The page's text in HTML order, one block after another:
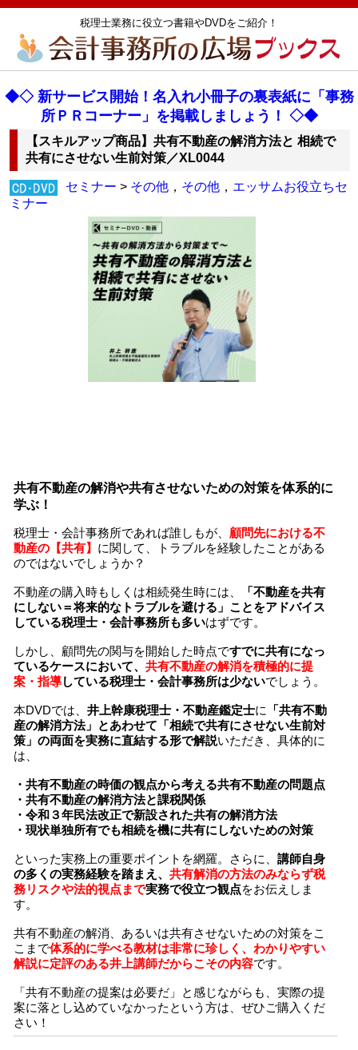
税理士業務に役立つ書籍やDVDをご紹介！
◆◇ 新サービス開始！名入れ小冊子の裏表紙に「事務
所ＰＲコーナー」を掲載しましょう！ ◇◆
【スキルアップ商品】共有不動産の解消方法と 相続で
共有にさせない生前対策／XL0044
セミナー > その他 ， その他 ， エッサムお役立ちセ
ミナー
共有不動産の解消や共有させないための対策を体系的に
学ぶ！
税理士・会計事務所であれば誰しもが、 顧問先における不
動産の【共有】 に関して、トラブルを経験したことがある
のではないでしょうか？
不動産の購入時もしくは相続発生時には、
「不動産を共有
にしない＝将来的なトラブルを避ける」ことをアドバイス
している税理士・会計事務所も多いはずです。
しかし、顧問先の関与を開始した時点ですでに共有になっ
ているケースにおいて、共有不動産の解消を積極的に提
案・指導している税理士・会計事務所は少ないでしょう。
本DVDでは、井上幹康税理士・不動産鑑定士に
「共有不動
産の解消方法」とあわせて「相続で共有にさせない生前対
策」の両面を実務に直結する形で解説いただき、具体的に
は、
・共有不動産の時価の観点から考える共有不動産の問題点
・共有不動産の解消方法と課税関係
・令和３年民法改正で新設された共有の解消方法
・現状単独所有でも相続を機に共有にしないための対策
といった実務上の重要ポイントを網羅。さらに、講師自身
の多くの実務経験を踏まえ、共有解消の方法のみならず税
務リスクや法的視点まで実務で役立つ観点をお伝えしま
す。
共有不動産の解消、あるいは共有させないための対策をこ
こまで体系的に学べる教材は非常に珍しく、わかりやすい
解説に定評のある井上講師だからこその内容です。
「共有不動産の提案は必要だ」と感じながらも、実際の提
案に落とし込めていなかったという方は、ぜひご購入くだ
さい！